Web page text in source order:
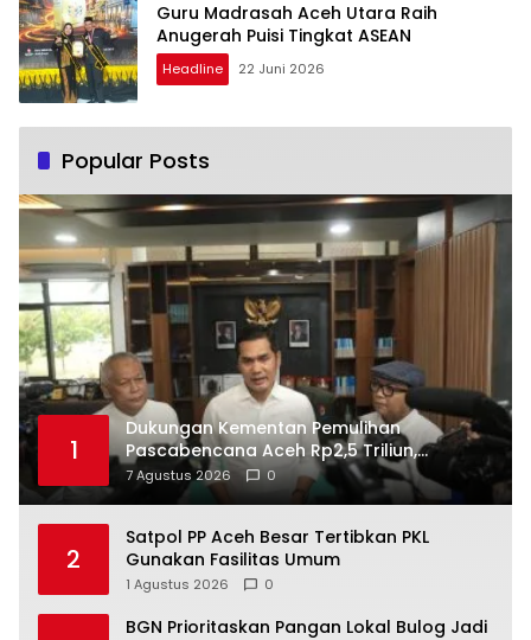
Guru Madrasah Aceh Utara Raih
Anugerah Puisi Tingkat ASEAN
Headline 22 Juni 2026
Popular Posts
1
Dukungan Kementan Pemulihan
Pascabencana Aceh Rp2,5 Triliun,
Pemprov Kelola Rp9,7 Miliar
7 Agustus 2026 0
2
Satpol PP Aceh Besar Tertibkan PKL
Gunakan Fasilitas Umum
1 Agustus 2026 0
BGN Prioritaskan Pangan Lokal Bulog Jadi